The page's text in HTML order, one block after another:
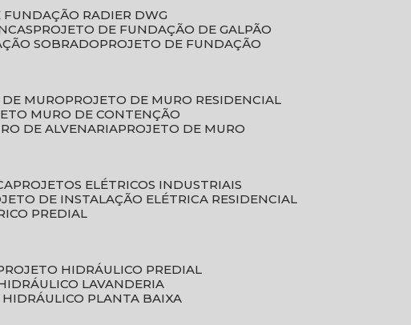
FUNDAÇÃO RADIER DWG
PROJETO DE FUNDAÇÃO DE GALPÃO
SOBRADO
PROJETO DE FUNDAÇÃO
DE MURO
PROJETO DE MURO RESIDENCIAL
MURO DE CONTENÇÃO
DE ALVENARIA
PROJETO DE MURO
PROJETOS ELÉTRICOS INDUSTRIAIS
DE INSTALAÇÃO ELÉTRICA RESIDENCIAL
PREDIAL
PROJETO HIDRÁULICO PREDIAL
HIDRÁULICO LAVANDERIA
HIDRÁULICO PLANTA BAIXA